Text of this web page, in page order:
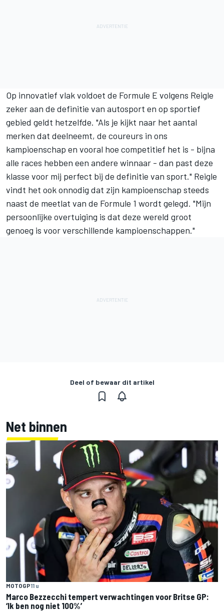
Op innovatief vlak voldoet de Formule E volgens Reigle
zeker aan de definitie van autosport en op sportief
gebied geldt hetzelfde. "Als je kijkt naar het aantal
merken dat deelneemt, de coureurs in ons
kampioenschap en vooral hoe competitief het is - bijna
alle races hebben een andere winnaar - dan past deze
klasse voor mij perfect bij de definitie van sport." Reigle
vindt het ook onnodig dat zijn kampioenschap steeds
naast de meetlat van de Formule 1 wordt gelegd. "Mijn
persoonlijke overtuiging is dat deze wereld groot
genoeg is voor verschillende kampioenschappen."
Deel of bewaar dit artikel
Net binnen
MOTOGP11 u
Marco Bezzecchi tempert verwachtingen voor Britse GP:
‘Ik ben nog niet 100%’